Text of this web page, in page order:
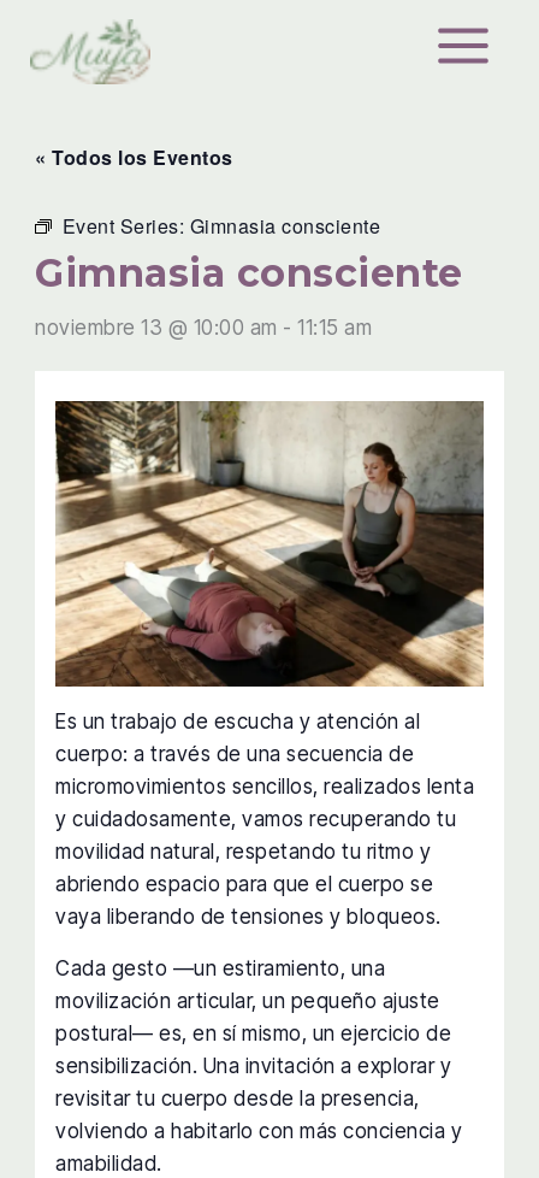
contenido
« Todos los Eventos
Event Series: Gimnasia consciente
Gimnasia consciente
noviembre 13 @ 10:00 am -11:15 am
Es un trabajo de escucha y atención al
cuerpo: a través de una secuencia de
micromovimientos sencillos, realizados lenta
y cuidadosamente, vamos recuperando tu
movilidad natural, respetando tu ritmo y
abriendo espacio para que el cuerpo se
vaya liberando de tensiones y bloqueos.
Cada gesto —un estiramiento, una
movilización articular, un pequeño ajuste
postural— es, en sí mismo, un ejercicio de
sensibilización. Una invitación a explorar y
revisitar tu cuerpo desde la presencia,
volviendo a habitarlo con más conciencia y
amabilidad.